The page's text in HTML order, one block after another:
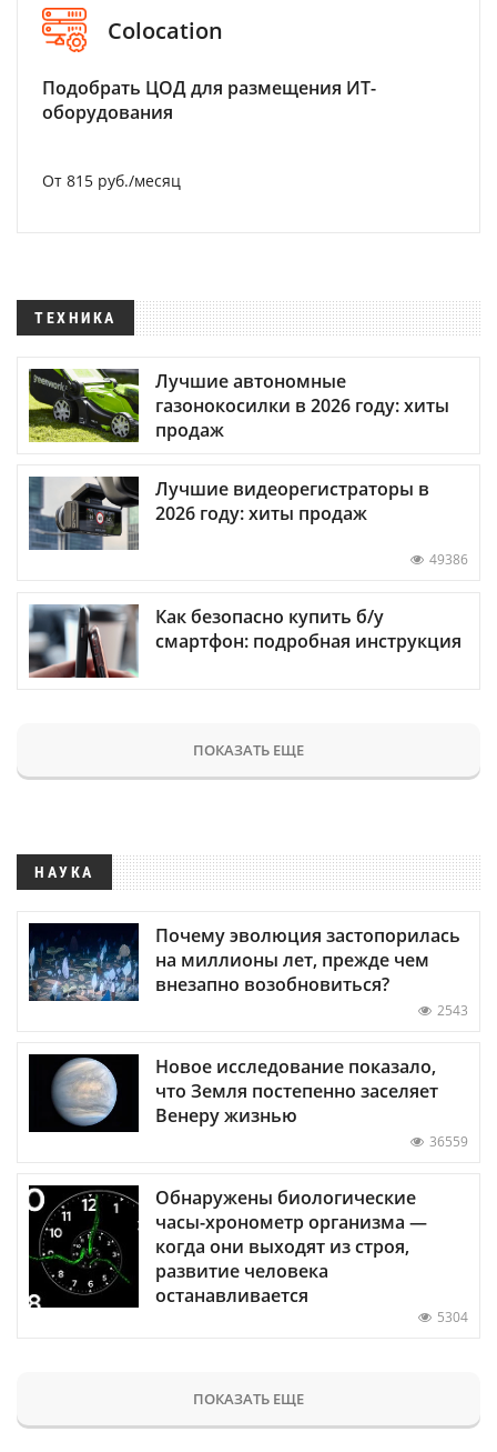
Colocation
Подобрать ЦОД для размещения ИТ-
оборудования
От 815 руб./месяц
ТЕХНИКА
Лучшие автономные
газонокосилки в 2026 году: хиты
продаж
Лучшие видеорегистраторы в
2026 году: хиты продаж
49386
Как безопасно купить б/у
смартфон: подробная инструкция
ПОКАЗАТЬ ЕЩЕ
НАУКА
Почему эволюция застопорилась
на миллионы лет, прежде чем
внезапно возобновиться?
2543
Новое исследование показало,
что Земля постепенно заселяет
Венеру жизнью
36559
Обнаружены биологические
часы-хронометр организма —
когда они выходят из строя,
развитие человека
останавливается
5304
ПОКАЗАТЬ ЕЩЕ